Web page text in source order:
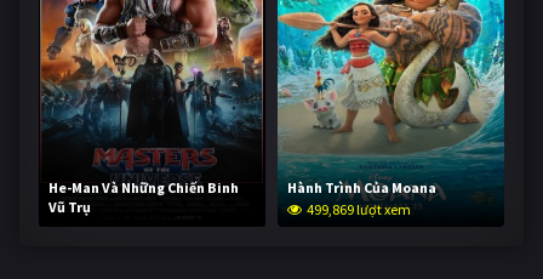
He-Man Và Những Chiến Binh
Vũ Trụ
249,316 lượt xem
Hành Trình Của Moana
499,869 lượt xem